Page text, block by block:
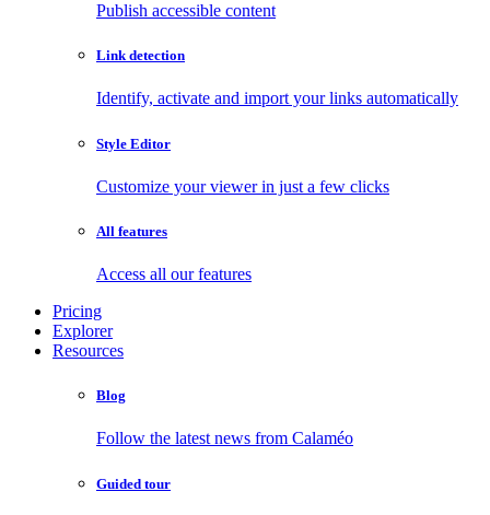
Publish accessible content
Link detection
Identify, activate and import your links automatically
Style Editor
Customize your viewer in just a few clicks
All features
Access all our features
Pricing
Explorer
Resources
Blog
Follow the latest news from Calaméo
Guided tour